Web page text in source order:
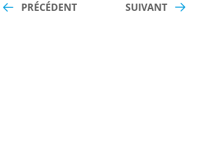
PRÉCÉDENT SUIVANT